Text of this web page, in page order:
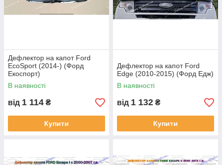
Дефлектор на капот Ford
EcoSport (2014-) (Форд
Екоспорт)
В наявності
від 1 114 ₴
Купити
Дефлектор на капот Ford
Edge (2010-2015) (Форд Едж)
В наявності
від 1 132 ₴
Купити